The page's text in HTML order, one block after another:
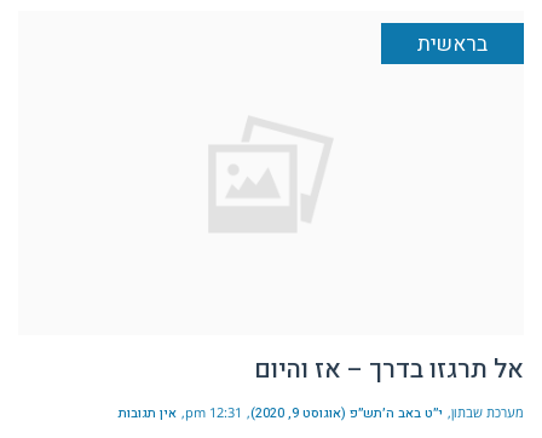
בראשית
אל תרגזו בדרך – אז והיום
מערכת שבתון י״ט באב ה׳תש״פ (אוגוסט 9, 2020) 12:31 pm אין תגובות